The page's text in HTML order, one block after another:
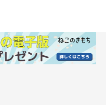
？ 涙やけの原因